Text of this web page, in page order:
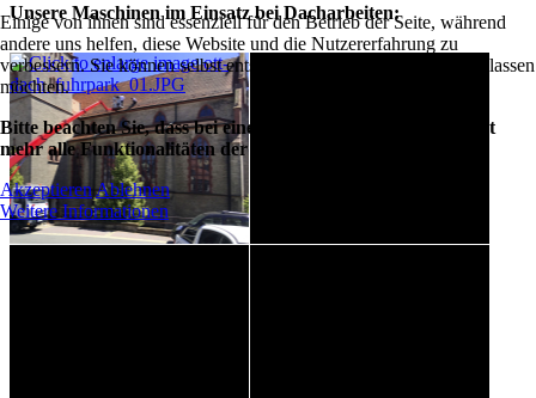
Unsere Maschinen im Einsatz bei Dacharbeiten:
Einige von ihnen sind essenziell für den Betrieb der Seite, während
andere uns helfen, diese Website und die Nutzererfahrung zu
verbessern. Sie können selbst entscheiden, ob Sie die Cookies zulassen
möchten.
Bitte beachten Sie, dass bei einer Ablehnung womöglich nicht
mehr alle Funktionalitäten der Seite zur Verfügung stehen.
Akzeptieren Ablehnen
Weitere Informationen